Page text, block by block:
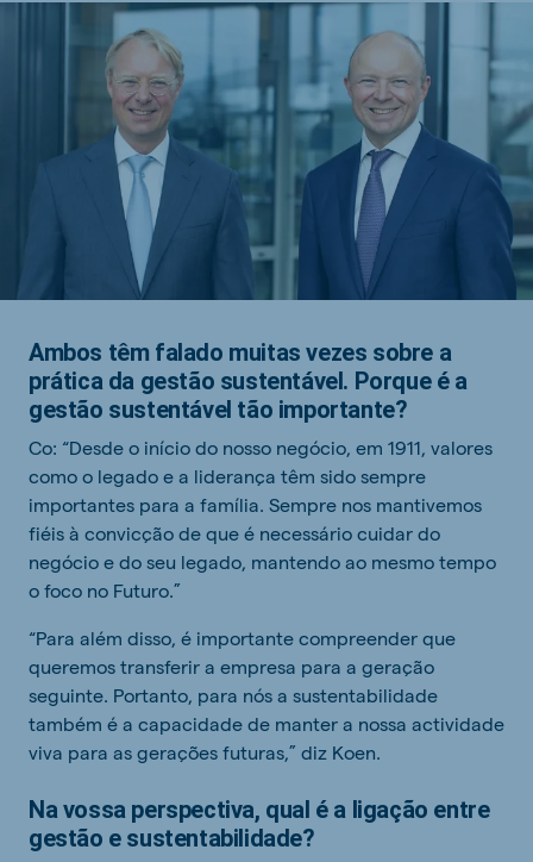
Ambos têm falado muitas vezes sobre a
prática da gestão sustentável. Porque é a
gestão sustentável tão importante?
Co: “Desde o início do nosso negócio, em 1911, valores
como o legado e a liderança têm sido sempre
importantes para a família. Sempre nos mantivemos
fiéis à convicção de que é necessário cuidar do
negócio e do seu legado, mantendo ao mesmo tempo
o foco no Futuro.”
“Para além disso, é importante compreender que
queremos transferir a empresa para a geração
seguinte. Portanto, para nós a sustentabilidade
também é a capacidade de manter a nossa actividade
viva para as gerações futuras,” diz Koen.
Na vossa perspectiva, qual é a ligação entre
gestão e sustentabilidade?